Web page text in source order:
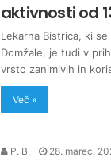
aktivnosti od
Lekarna Bistrica, ki
Domžale, je tudi v
vrsto zanimivih in
Več »
P. B. 28. marec,